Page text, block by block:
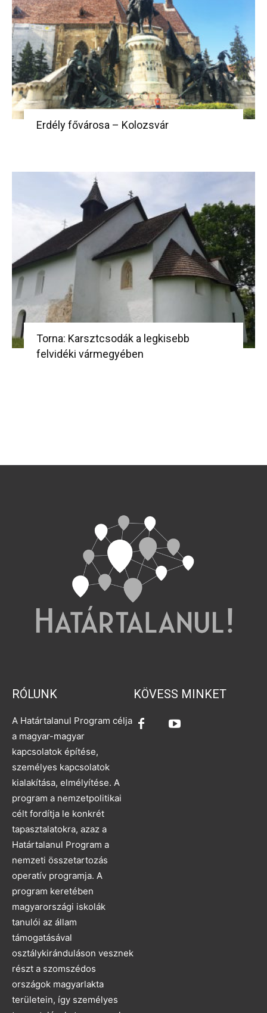
Erdély fővárosa – Kolozsvár
Torna: Karsztcsodák a legkisebb
felvidéki vármegyében
RÓLUNK
A Határtalanul Program célja
a magyar-magyar
kapcsolatok építése,
személyes kapcsolatok
kialakítása, elmélyítése. A
program a nemzetpolitikai
célt fordítja le konkrét
tapasztalatokra, azaz a
Határtalanul Program a
nemzeti összetartozás
operatív programja. A
program keretében
magyarországi iskolák
tanulói az állam
támogatásával
osztálykiránduláson vesznek
részt a szomszédos
országok magyarlakta
területein, így személyes
KÖVESS MINKET